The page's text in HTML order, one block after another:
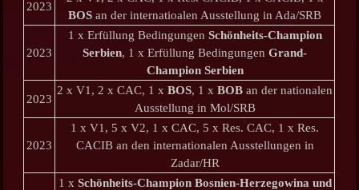
2023
BOSan der internatioalen Ausstellung in Ada/SRB
2023
1 x Erfüllung Bedingungen Schönheits-Champion
Serbien, 1 x Erfüllung BedingungenGrand-
Champion Serbien
2023
2 x V1, 2 x CAC, 1 xBOS, 1 xBOB an der nationalen
Ausstellung in Mol/SRB
2023
1 x V1, 5 x V2, 1 x CAC, 5 x Res. CAC, 1 x Res.
CACIB an den internationalen Ausstellungen in
Zadar/HR
1 x Schönheits-Champion Bosnien-Herzegowina und